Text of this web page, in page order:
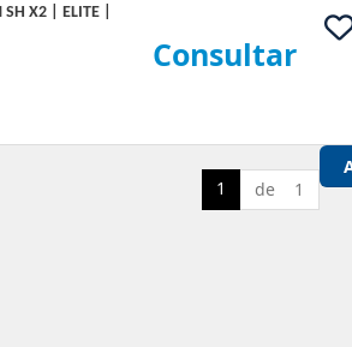
X2 | ELITE |
Consultar
1 de 1